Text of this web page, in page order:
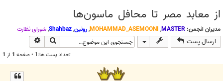
از معابد مصر تا محافل ماسون‌ها
مدیران انجمن: MASTER
,
MOHAMMAD_ASEMOONI
,رونین,
Shahbaz
,شوراي نظارت
ارسال پست جستجو
تعداد پست ها:1 • صفحه 1 از 1